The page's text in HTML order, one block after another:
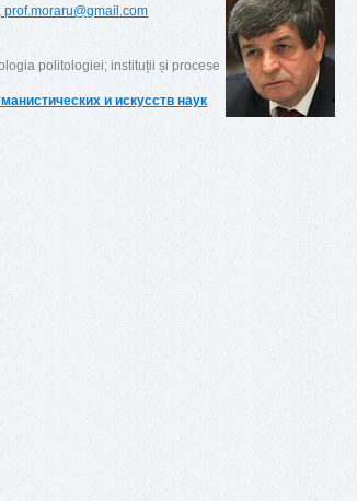
; prof.moraru@gmail.com
politologiei; instituții și procese
и искусств наук